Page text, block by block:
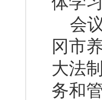
会议
冈市
大法
务和